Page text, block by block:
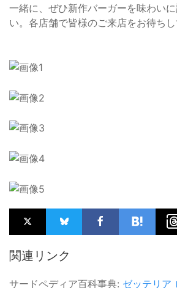
一緒に、ぜひ新作バーガーを味わい
い。各店舗で皆様のご来店をお待ちし
関連リンク
サードペディア百科事典: ゼッテリア